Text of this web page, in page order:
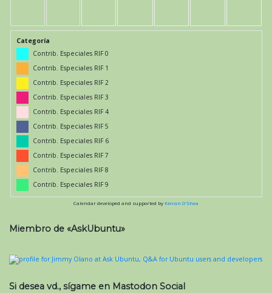
Categoría
Contrib. Especiales RIF 0
Contrib. Especiales RIF 1
Contrib. Especiales RIF 2
Contrib. Especiales RIF 3
Contrib. Especiales RIF 4
Contrib. Especiales RIF 5
Contrib. Especiales RIF 6
Contrib. Especiales RIF 7
Contrib. Especiales RIF 8
Contrib. Especiales RIF 9
Calendar developed and supported by Kieran O'Shea
Miembro de «AskUbuntu»
Si desea vd., sígame en Mastodon Social